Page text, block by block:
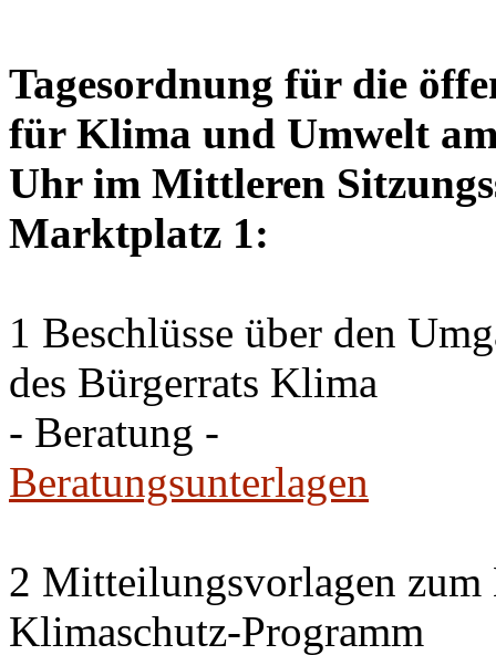
Tagesordnung für die
für Klima und Umwelt
Uhr im Mittleren
Marktplatz 1:
1 Beschlüsse über den
des Bürgerrats Klima
- Beratung -
Beratungsunterlagen
2 Mitteilungsvorlagen zum
Klimaschutz-Programm